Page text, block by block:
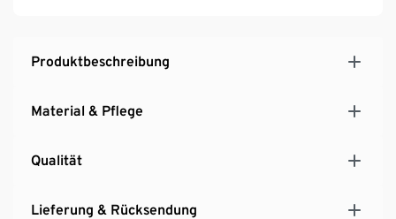
Oberbekleidung
Mit hochwertigem Markenelasthan für
Produktbeschreibung
Material & Pflege
Qualität
Lieferung & Rücksendung